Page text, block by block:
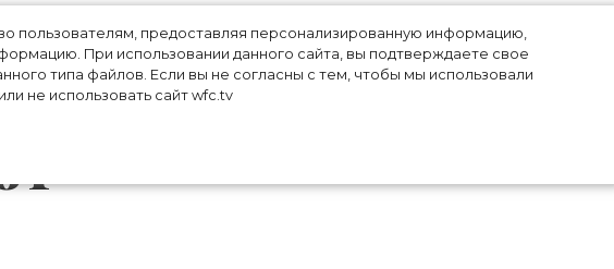
пользователям, предоставляя персонализированную информацию,
При использовании данного сайта, вы подтверждаете свое
типа файлов. Если вы не согласны с тем, чтобы мы использовали
не использовать сайт wfc.tv